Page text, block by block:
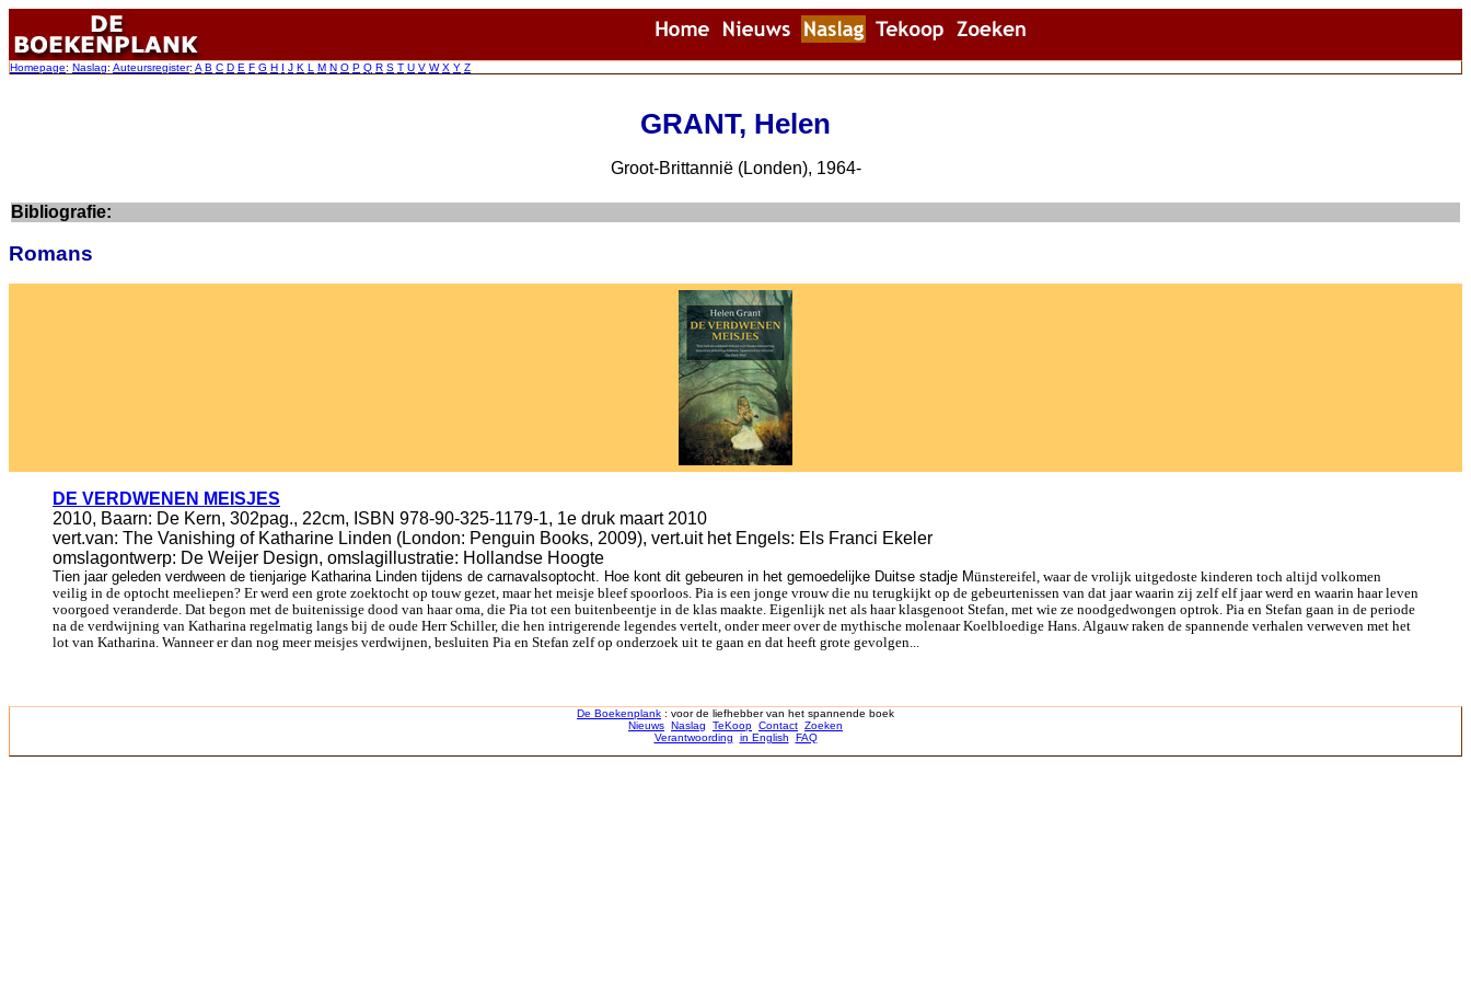
Homepage: Naslag: Auteursregister: A B C D E F G H I J K L M N O P Q R S T U V W X Y Z
GRANT, Helen
Groot-Brittannië (Londen), 1964-
Bibliografie:
Romans
DE VERDWENEN MEISJES
2010, Baarn: De Kern, 302pag., 22cm, ISBN 978-90-325-1179-1, 1e druk maart 2010
vert.van: The Vanishing of Katharine Linden (London: Penguin Books, 2009), vert.uit het Engels: Els Franci Ekeler
omslagontwerp: De Weijer Design, omslagillustratie: Hollandse Hoogte
Tien jaar geleden verdween de tienjarige Katharina Linden tijdens de carnavalsoptocht. Hoe kont dit gebeuren in het gemoedelijke Duitse stadje Münstereifel, waar de vrolijk uitgedoste kinderen toch altijd volkomen
veilig in de optocht meeliepen? Er werd een grote zoektocht op touw gezet, maar het meisje bleef spoorloos. Pia is een jonge vrouw die nu terugkijkt op de gebeurtenissen van dat jaar waarin zij zelf elf jaar werd en waarin haar leven
voorgoed veranderde. Dat begon met de buitenissige dood van haar oma, die Pia tot een buitenbeentje in de klas maakte. Eigenlijk net als haar klasgenoot Stefan, met wie ze noodgedwongen optrok. Pia en Stefan gaan in de periode
na de verdwijning van Katharina regelmatig langs bij de oude Herr Schiller, die hen intrigerende legendes vertelt, onder meer over de mythische molenaar Koelbloedige Hans. Algauw raken de spannende verhalen verweven met het
lot van Katharina. Wanneer er dan nog meer meisjes verdwijnen, besluiten Pia en Stefan zelf op onderzoek uit te gaan en dat heeft grote gevolgen...
De Boekenplank : voor de liefhebber van het spannende boek
Nieuws Naslag TeKoop Contact Zoeken
Verantwoording
in English FAQ